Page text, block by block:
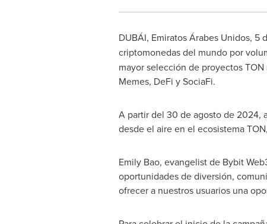
DUBÁI, Emiratos Árabes Unidos, 5
criptomonedas del mundo por
mayor selección de proyectos
Memes, DeFi y SociaFi.
A partir del 30 de agosto de 2024,
desde el aire en el ecosistema
Emily Bao, evangelistde Bybit
oportunidades de diversión,
ofrecer a nuestros usuarios una